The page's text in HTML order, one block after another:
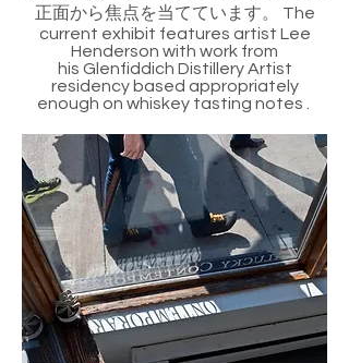
正面から焦点を当てています。 The
current exhibit features artist Lee
Henderson with work from
his Glenfiddich Distillery Artist
residency based appropriately
enough on whiskey tasting notes .